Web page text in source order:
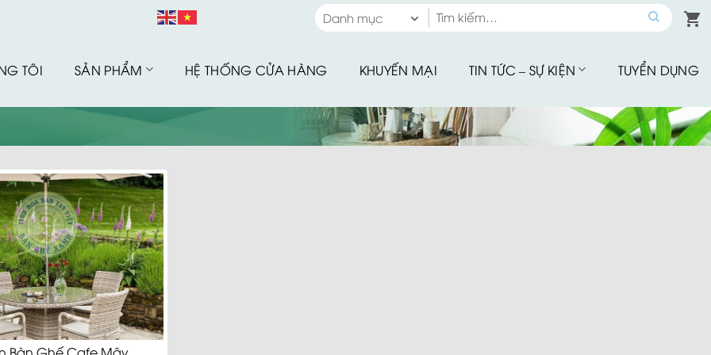
Danh mục
Bàn Ghế Quầy Bar
Bàn Ghế Sân Vườn
Bộ Sưu Tập
Tìm
kiếm:
TÔI SẢN PHẨM HỆ THỐNG CỬA HÀNG KHUYẾN MẠI TIN TỨC – SỰ KIỆN TUYỂN DỤNG